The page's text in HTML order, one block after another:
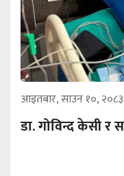
आइतबार, साउन १०, २०८३
डा. गोविन्द केसी र